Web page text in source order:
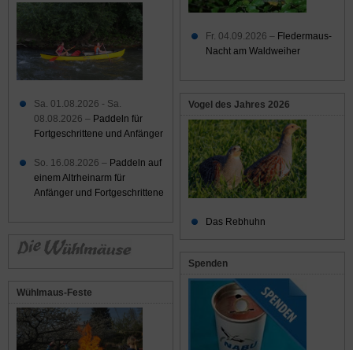
Fr. 04.09.2026 – Fledermaus-
Nacht am Waldweiher
Vogel des Jahres 2026
Das Rebhuhn
Spenden
Sa. 01.08.2026 - Sa.
08.08.2026 – Paddeln für
Fortgeschrittene und Anfänger
So. 16.08.2026 – Paddeln auf
einem Altrheinarm für
Anfänger und Fortgeschrittene
Wühlmaus-Feste